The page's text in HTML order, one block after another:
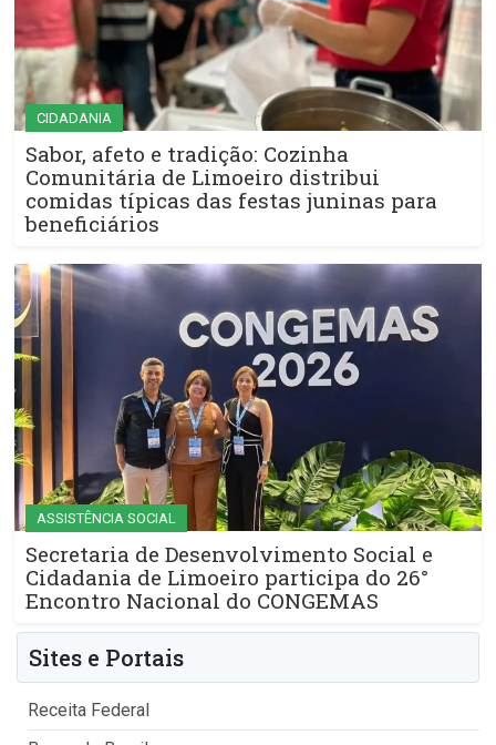
CIDADANIA
Sabor, afeto e tradição: Cozinha
Comunitária de Limoeiro distribui
comidas típicas das festas juninas para
beneficiários
ASSISTÊNCIA SOCIAL
Secretaria de Desenvolvimento Social e
Cidadania de Limoeiro participa do 26°
Encontro Nacional do CONGEMAS
Sites e Portais
Receita Federal